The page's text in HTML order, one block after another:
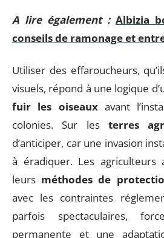
A lire également : Albizia
conseils de ramonage et
Utiliser des effaroucheurs,
visuels, répond à une logique
fuir les oiseauxavant
colonies. Sur les terres
d’anticiper, car une invasion
à éradiquer. Les agriculteurs
leurs méthodes de
avec les contraintes
parfois spectaculaires,
permanente et une